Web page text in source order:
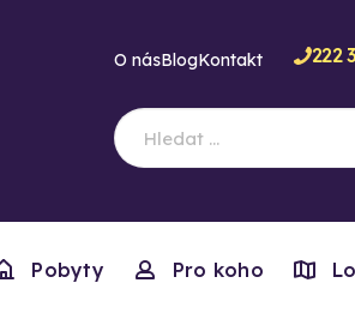
O násBlogKontakt 222
Pobyty Pro koho